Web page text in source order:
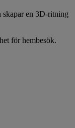
skapar en 3D-ritning
för hembesök.